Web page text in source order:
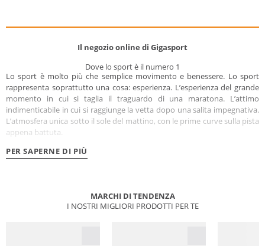
Il negozio online di Gigasport
Dove lo sport è il numero 1
Lo sport è molto più che semplice movimento e benessere. Lo sport
rappresenta soprattutto una cosa: esperienza. L’esperienza del grande
momento in cui si taglia il traguardo di una maratona. L’attimo
indimenticabile in cui si raggiunge la vetta dopo una salita impegnativa.
L’atmosfera unica sotto il sole del mattino, con le prime curve sulla pista
appena battuta.
PER SAPERNE DI PIÙ
MARCHI DI TENDENZA
I NOSTRI MIGLIORI PRODOTTI PER TE